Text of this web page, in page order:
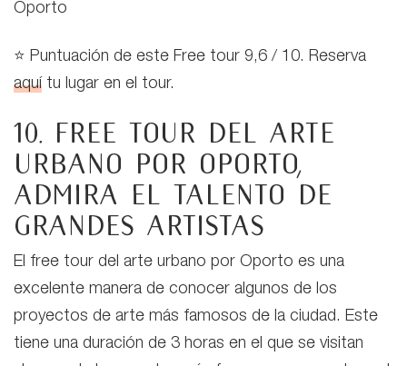
Oporto
⭐ Puntuación de este Free tour 9,6 / 10. Reserva
aquí tu lugar en el tour.
10. Free tour del arte
urbano por Oporto,
admira el talento de
grandes artistas
El free tour del arte urbano por Oporto es una
excelente manera de conocer algunos de los
proyectos de arte más famosos de la ciudad. Este
tiene una duración de 3 horas en el que se visitan